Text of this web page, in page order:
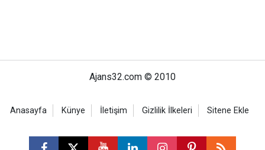
Ajans32.com © 2010
Anasayfa Künye İletişim Gizlilik İlkeleri Sitene Ekle